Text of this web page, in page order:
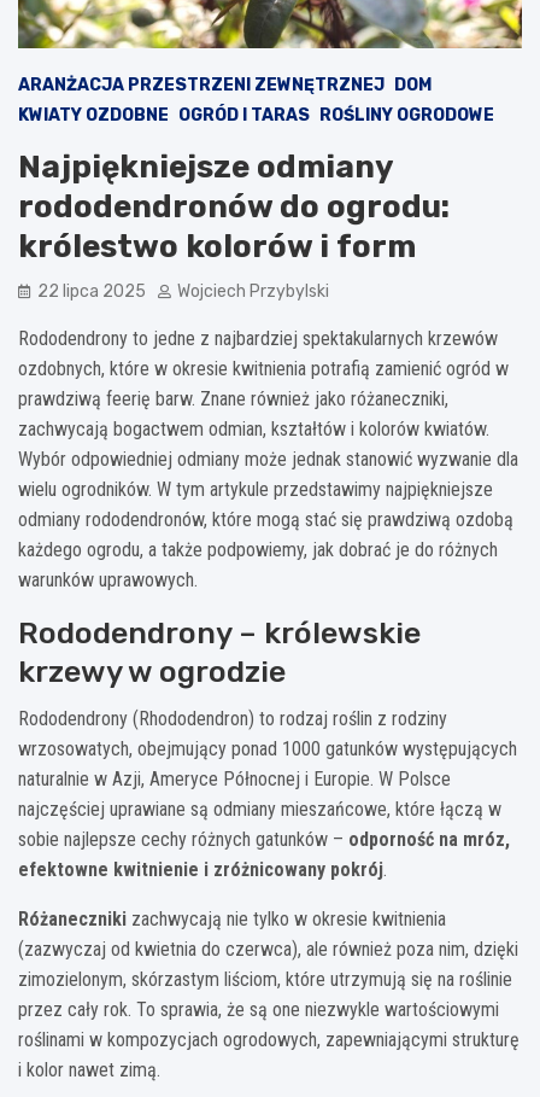
ARANŻACJA PRZESTRZENI ZEWNĘTRZNEJ
DOM
KWIATY OZDOBNE OGRÓD I TARAS ROŚLINY OGRODOWE
Najpiękniejsze odmiany
rododendronów do ogrodu:
królestwo kolorów i form
22 lipca 2025 Wojciech Przybylski
Rododendrony to jedne z najbardziej spektakularnych krzewów
ozdobnych, które w okresie kwitnienia potrafią zamienić ogród w
prawdziwą feerię barw. Znane również jako różaneczniki,
zachwycają bogactwem odmian, kształtów i kolorów kwiatów.
Wybór odpowiedniej odmiany może jednak stanowić wyzwanie dla
wielu ogrodników. W tym artykule przedstawimy najpiękniejsze
odmiany rododendronów, które mogą stać się prawdziwą ozdobą
każdego ogrodu, a także podpowiemy, jak dobrać je do różnych
warunków uprawowych.
Rododendrony – królewskie
krzewy w ogrodzie
Rododendrony (Rhododendron) to rodzaj roślin z rodziny
wrzosowatych, obejmujący ponad 1000 gatunków występujących
naturalnie w Azji, Ameryce Północnej i Europie. W Polsce
najczęściej uprawiane są odmiany mieszańcowe, które łączą w
sobie najlepsze cechy różnych gatunków – odporność na mróz,
efektowne kwitnienie i zróżnicowany pokrój.
Różaneczniki zachwycają nie tylko w okresie kwitnienia
(zazwyczaj od kwietnia do czerwca), ale również poza nim, dzięki
zimozielonym, skórzastym liściom, które utrzymują się na roślinie
przez cały rok. To sprawia, że są one niezwykle wartościowymi
roślinami w kompozycjach ogrodowych, zapewniającymi strukturę
i kolor nawet zimą.